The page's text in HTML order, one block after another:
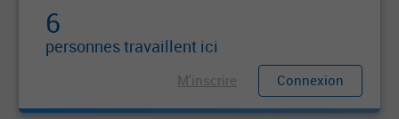
6
personnes travaillent ici
M'inscrire Connexion